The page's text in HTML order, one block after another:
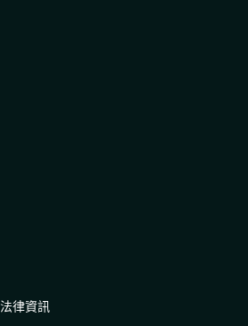
法律資訊